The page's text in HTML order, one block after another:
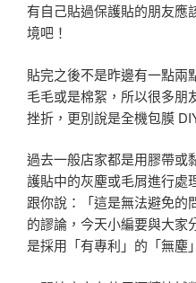
有自己貼過保護貼的朋友應
境吧！
貼完之後不是昨邊有一點兩
毛毛或是棉絮，所以很多朋
挫折，更別說是全機包膜
過去一般店家都是用膠帶或
護貼中的灰塵或毛屑進行處
跟你說：「這是無法避免的
的謬論，今天小編要與大家
是採用「有專利」的「無塵